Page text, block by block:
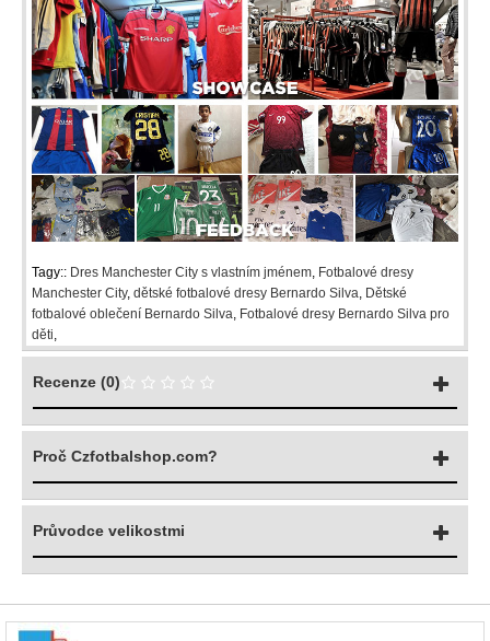
Tagy:: Dres Manchester City s vlastním jménem Fotbalové dresy
Manchester City, dětské fotbalové dresy Bernardo Silva Dětské
fotbalové oblečení Bernardo Silva Fotbalové dresy Bernardo Silva pro
děti
Recenze (0)
Proč Czfotbalshop.com?
Průvodce velikostmi